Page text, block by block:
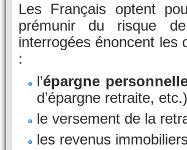
Les Français optent
prémunir du risque
interrogées énoncent les
:
l’épargne
d’épargne retraite, etc.)
le versement de la
les revenus immobiliers